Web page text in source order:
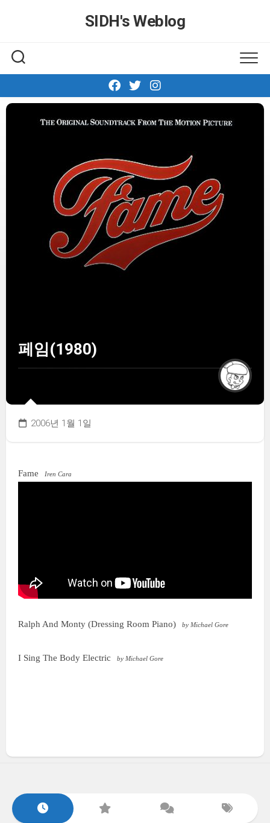
SIDH′s Weblog
페임(1980)
2006년 1월 1일
Fame Iren Cara
Ralph And Monty (Dressing Room Piano) by Michael Gore
I Sing The Body Electric by Michael Gore